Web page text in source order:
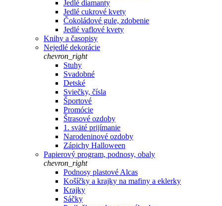
Jedlé diamanty
Jedlé cukrové kvety
Čokoládové gule, zdobenie
Jedlé vaflové kvety
Knihy a časopisy
Nejedlé dekorácie
chevron_right
Stuhy
Svadobné
Detské
Sviečky, čísla
Športové
Promócie
Štrasové ozdoby
1. sväté prijímanie
Narodeninové ozdoby
Zápichy Halloween
Papierový program, podnosy, obaly
chevron_right
Podnosy plastové Alcas
Košíčky a krajky na mafiny a eklerky
Krajky
Sáčky